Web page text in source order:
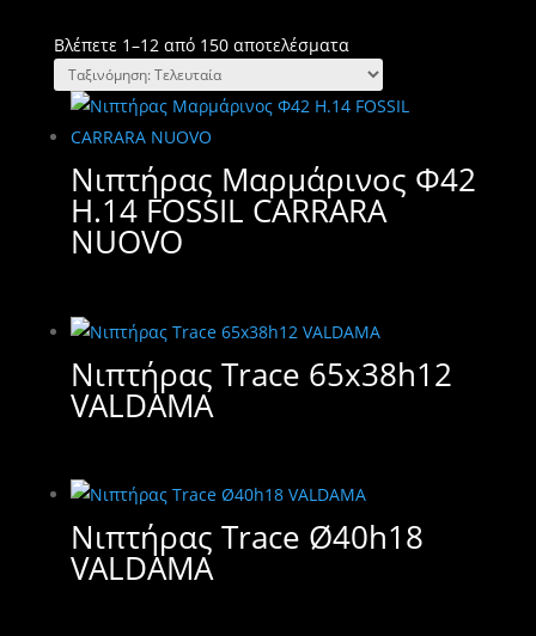
Βλέπετε 1–12 από 150 αποτελέσματαSorted
latest
Νιπτήρας Μαρμάρινος Φ42
H.14 FOSSIL CARRARA
NUOVO
Νιπτήρας Trace 65x38h12
VALDAMA
Νιπτήρας Trace Ø40h18
VALDAMA